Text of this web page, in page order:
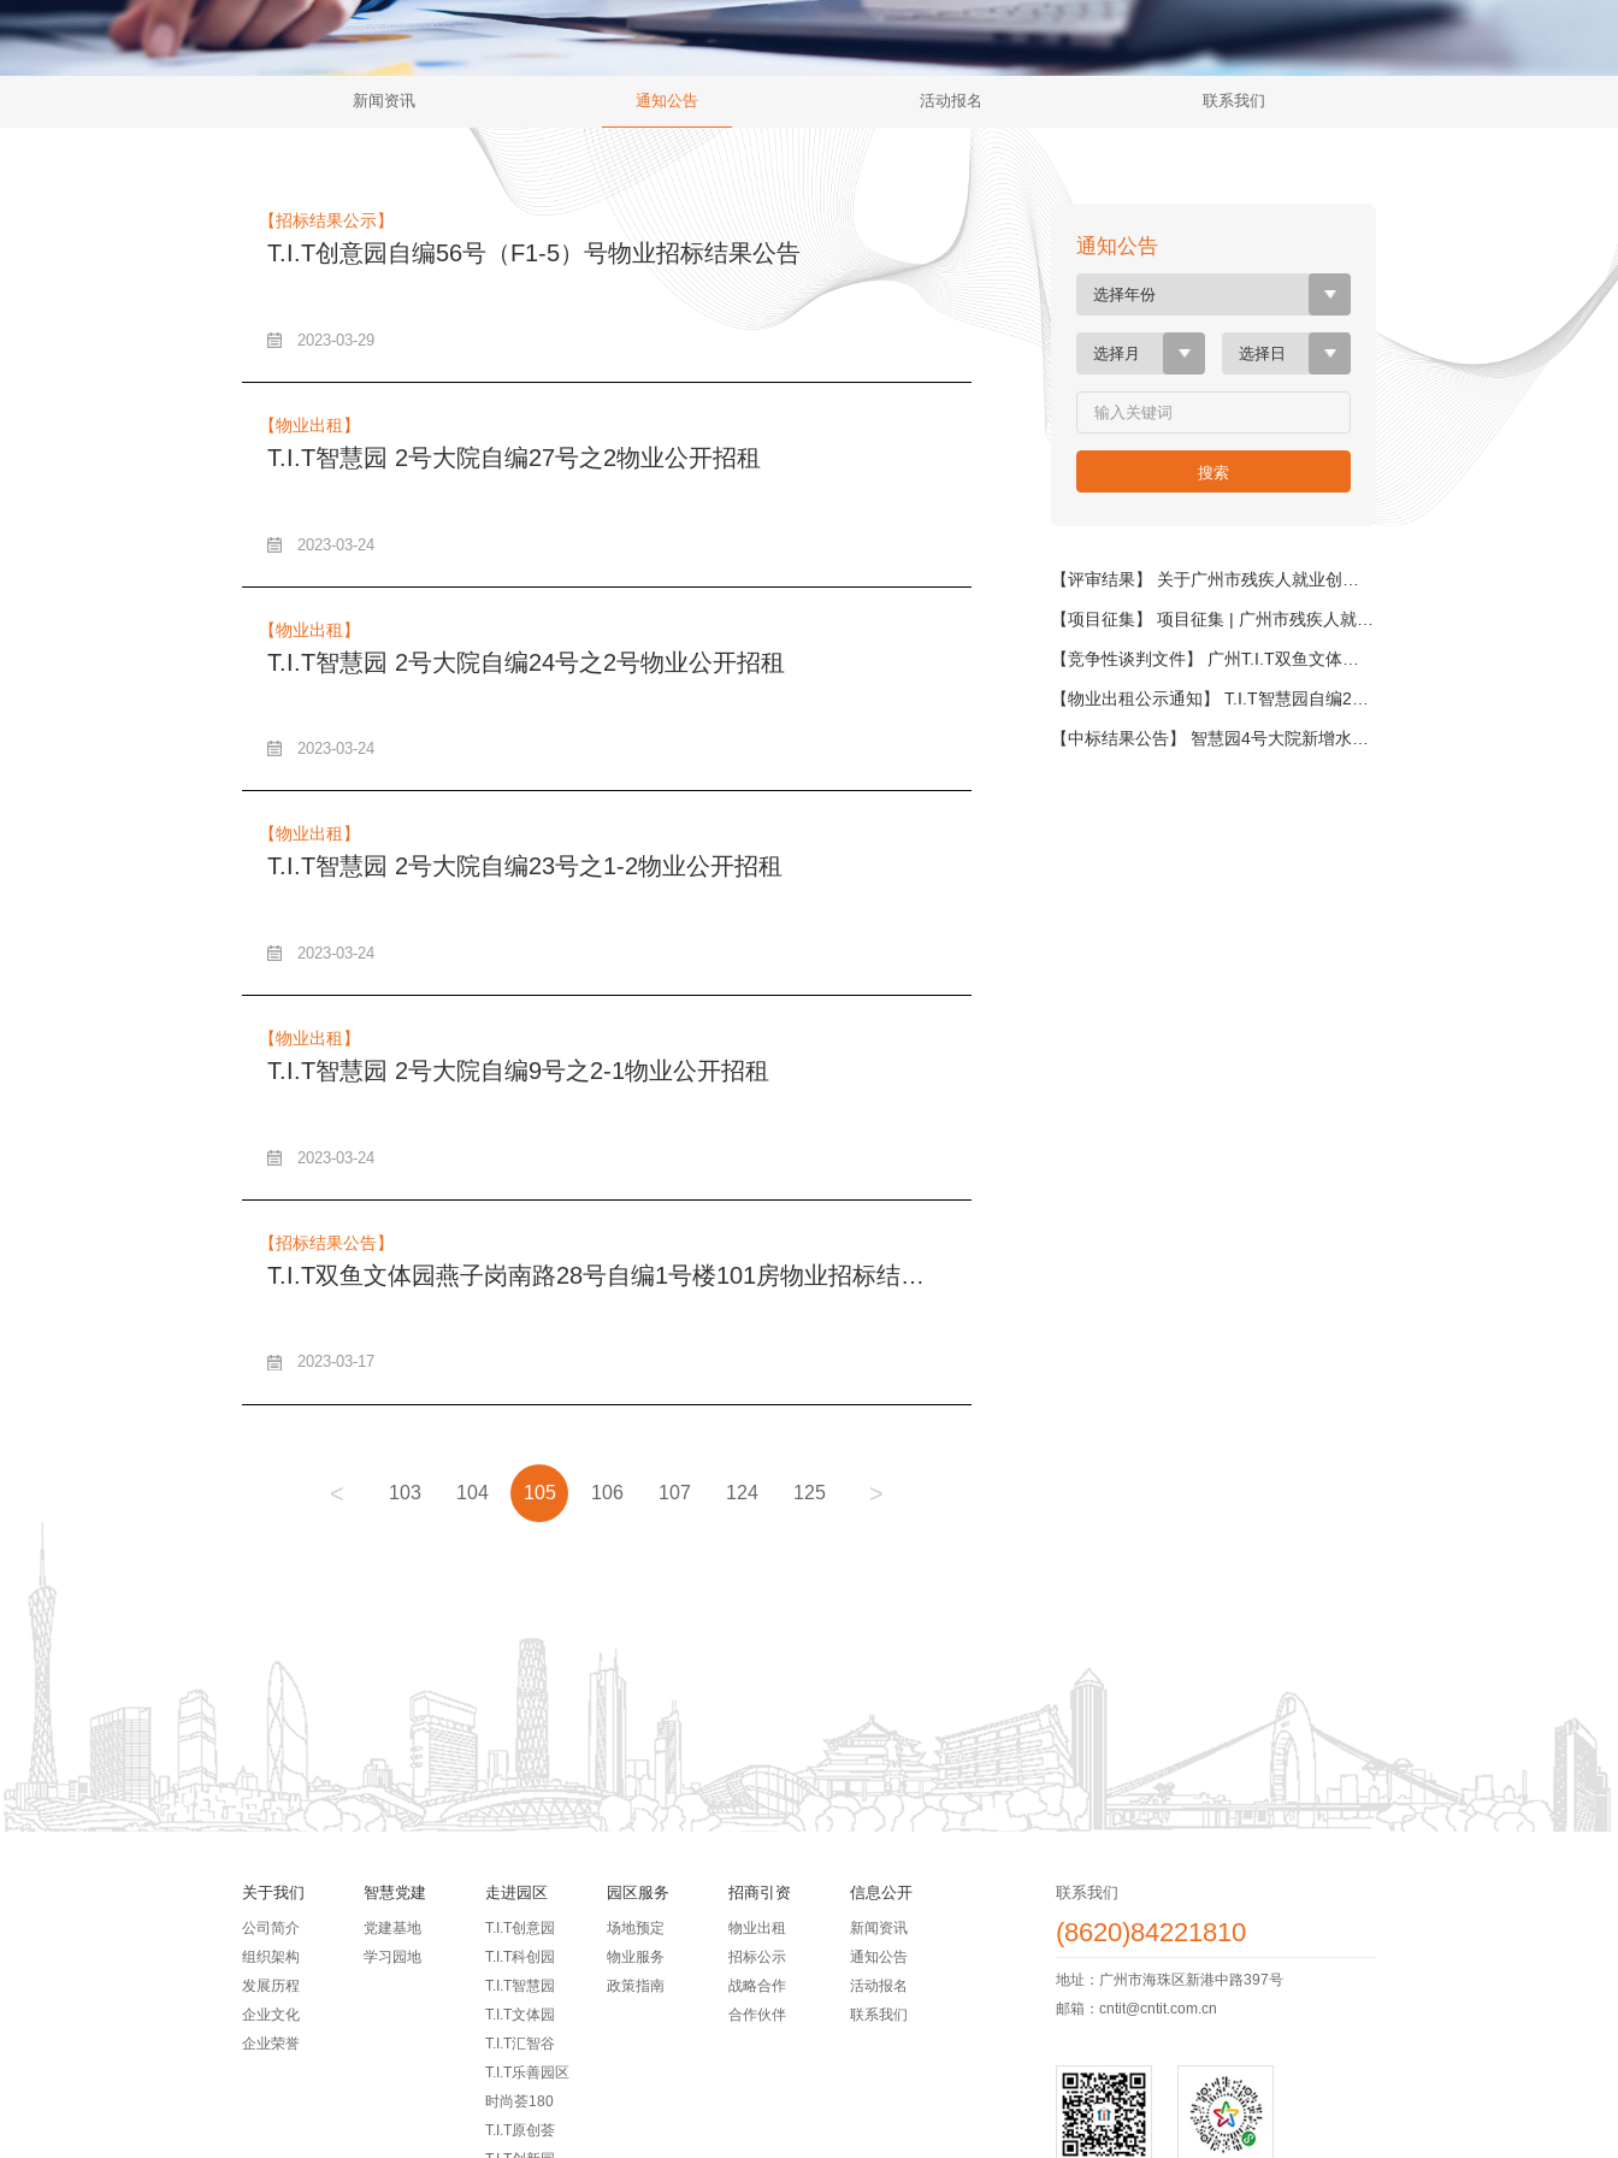
新闻资讯 通知公告 活动报名 联系我们
【招标结果公示】
T.I.T创意园自编56号（F1-5）号物业招标结果公告
2023-03-29
【物业出租】
T.I.T智慧园 2号大院自编27号之2物业公开招租
2023-03-24
【物业出租】
T.I.T智慧园 2号大院自编24号之2号物业公开招租
2023-03-24
【物业出租】
T.I.T智慧园 2号大院自编23号之1-2物业公开招租
2023-03-24
【物业出租】
T.I.T智慧园 2号大院自编9号之2-1物业公开招租
2023-03-24
【招标结果公告】
T.I.T双鱼文体园燕子岗南路28号自编1号楼101房物业招标结果公告
2023-03-17
< 103 104 105 106 107 124 125 >
通知公告
选择年份
选择月 选择日
【评审结果】 关于广州市残疾人就业创业孵化暨木棉花智汇助残示范基地第一批入驻项目评审结果的公示
【项目征集】 项目征集 | 广州市残疾人就业创业孵化暨木棉花智汇助残示范基地项目征集公告
【竞争性谈判文件】 广州T.I.T双鱼文体数字产业园燕子岗南路13号羽毛球馆合作运营项目竞争性谈判文件
【物业出租公示通知】 T.I.T智慧园自编24号之6物业出租公示通知
【中标结果公告】 智慧园4号大院新增水泵喷淋及火灾报警系统工程中标结果公告
关于我们
公司简介
组织架构
发展历程
企业文化
企业荣誉
智慧党建
党建基地
学习园地
走进园区
T.I.T创意园
T.I.T科创园
T.I.T智慧园
T.I.T文体园
T.I.T汇智谷
T.I.T乐善园区
时尚荟180
T.I.T原创荟
园区服务
场地预定
物业服务
政策指南
招商引资
物业出租
招标公示
战略合作
合作伙伴
信息公开
新闻资讯
通知公告
活动报名
联系我们
联系我们
(8620)84221810
地址：广州市海珠区新港中路397号
邮箱：cntit@cntit.com.cn